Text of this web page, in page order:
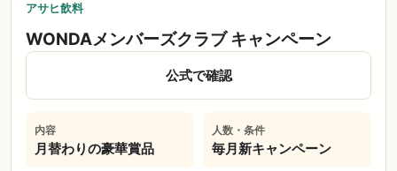
アサヒ飲料
WONDAメンバーズクラブ キャンペーン
公式で確認
内容
月替わりの豪華賞品
人数・条件
毎月新キャンペーン